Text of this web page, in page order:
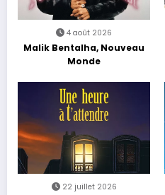
4 août 2026
Malik Bentalha, Nouveau
Monde
22 juillet 2026